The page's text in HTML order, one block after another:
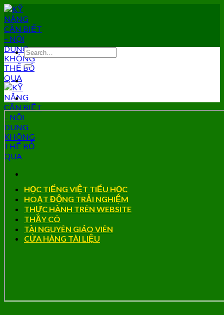
Skip
to
content
HỌC TIẾNG VIỆT TIỂU HỌC
HOẠT ĐỘNG TRẢI NGHIỆM
THỰC HÀNH TRÊN WEBSITE
THẦY CÔ
TÀI NGUYÊN GIÁO VIÊN
CỬA HÀNG TÀI LIỆU